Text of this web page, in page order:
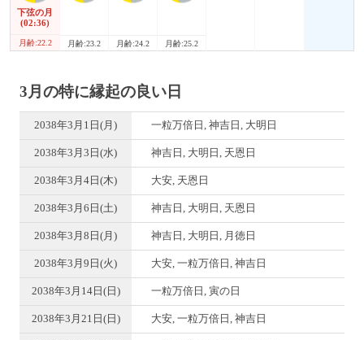
下弦の月
(02:36)
月齢:22.2 月齢:23.2 月齢:24.2 月齢:25.2
3月の特に縁起の良い日
2038年3月1日(月) 一粒万倍日, 神吉日, 大明日
2038年3月3日(水) 神吉日, 大明日, 天恩日
2038年3月4日(木) 大安, 天恩日
2038年3月6日(土) 神吉日, 大明日, 天恩日
2038年3月8日(月) 神吉日, 大明日, 月徳日
2038年3月9日(火) 大安, 一粒万倍日, 神吉日
2038年3月14日(日) 一粒万倍日, 寅の日
2038年3月21日(日) 大安, 一粒万倍日, 神吉日